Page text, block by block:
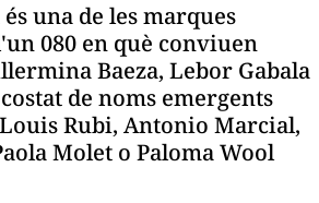
una de les marques
080 en què conviuen
Baeza, Lebor Gabala
de noms emergents
Rubi, Antonio Marcial,
Molet o Paloma Wool